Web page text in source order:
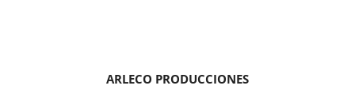
ARLECO PRODUCCIONES